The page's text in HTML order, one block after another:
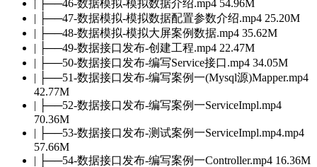
| ├──46-数据模拟-模拟数据介绍.mp4 54.96M
| ├──47-数据模拟-模拟数据配置参数介绍.mp4 25.20M
| ├──48-数据模拟-模拟大屏案例数据.mp4 35.62M
| ├──49-数据接口发布-创建工程.mp4 22.47M
| ├──50-数据接口发布-编写Service接口.mp4 34.05M
| ├──51-数据接口发布-编写案例一(Mysql源)Mapper.mp4
42.77M
| ├──52-数据接口发布-编写案例一ServiceImpl.mp4
70.36M
| ├──53-数据接口发布-测试案例一ServiceImpl.mp4.mp4
57.66M
| ├──54-数据接口发布-编写案例一Controller.mp4 16.36M